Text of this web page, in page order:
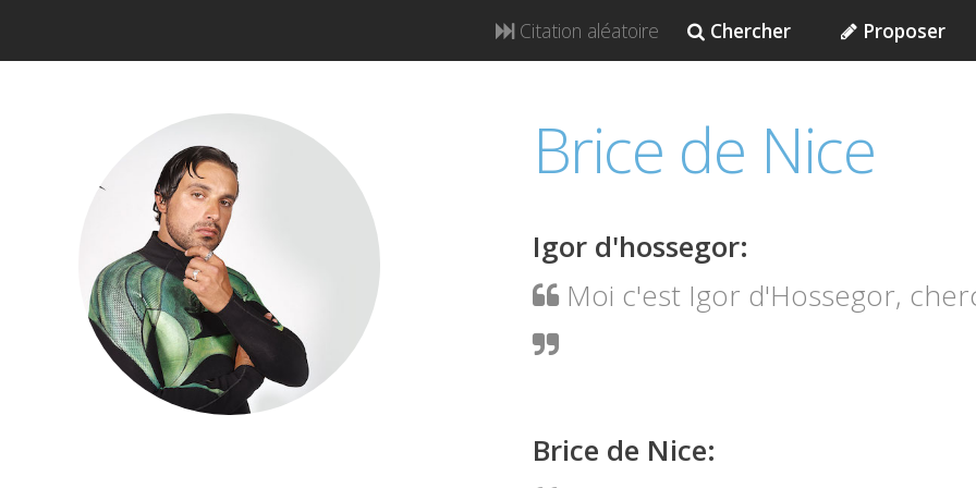
Citation aléatoire Chercher Proposer
Brice de Nice
Igor d'hossegor:
Moi c'est Igor d'Hossegor,
Brice de Nice: